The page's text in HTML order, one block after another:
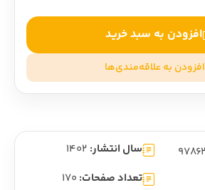
افزودن به سبد خرید
افزودن به علاقه‌مندی‌ها
سال انتشار: 1402
تعداد صفحات: 170